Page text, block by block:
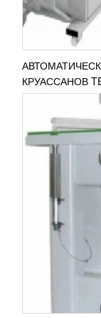
КРУАССАНОВ
практичный